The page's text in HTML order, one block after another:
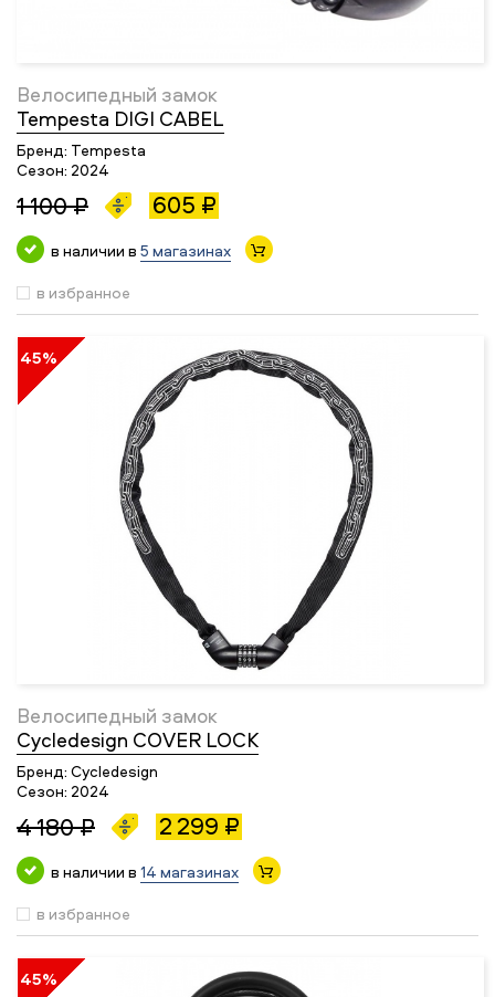
Велосипедный замок
Tempesta DIGI CABEL
Бренд: Tempesta
Сезон: 2024
1 100 ₽ 605 ₽
в наличии в 5 магазинах
в избранное
45%
Велосипедный замок
Cycledesign COVER LOCK
Бренд: Cycledesign
Сезон: 2024
4 180 ₽ 2 299 ₽
в наличии в 14 магазинах
в избранное
45%